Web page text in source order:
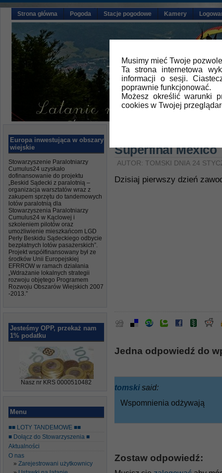
Musimy mieć Twoje
Ta strona internetowa
informacji o sesji.
poprawnie funkcjonować.
Możesz określić warunki
cookies w Twojej
Strona główna Pogoda Stacje pogodowe Kamery
Europa inwestująca w obszary
wiejskie
Stowarzyszenie Paralotniarzy
Cumulus24 uzyskało
dofinansowanie do projektu
„Beskid Sądecki z paralotnią –
organizacja warsztatów wraz z
zakupem sprzętu do tandemowych
lotów paralotnią dla
Stowarzyszenia Paralotniarzy
Cumulus24 w Kąclowej i
szkoleniem pilotów oraz
umożliwienie mieszkańcom LGD
Perły Beskidu Sądeckiego odbycie
bezpłatnych lotów pasażerskich”.
Projekt współfinansowany był ze
środków Unii Europejskiej
EFRROW w ramach działania
„Wdrażanie lokalnych strategii
rozwoju objętego Programem
Rozwoju Obszarów Wiejskich 2007
-2013.”
Jesteśmy OPP, przekaż nam
1% podatku
Nasz nr KRS 0000510482
Menu
■■ LOTY TANDEMOWE ■■
■ Dołącz do Stowarzyszenia ■
Aktualności
O nas
Zarejestrowani użytkownicy
Superfinal Mexico
AUTOR: TOMSKI DNIA 24
Dzisiaj pierwszy dzień
Jedna odpowiedź do
tomski said:
Wspomnienia odżywają
Zostaw odpowiedź: